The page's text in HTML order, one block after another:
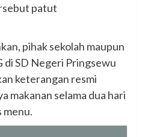
patut
pihak sekolah maupun
SD Negeri Pringsewu
keterangan resmi
makanan selama dua hari
menu.